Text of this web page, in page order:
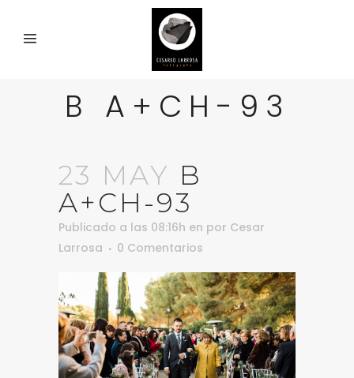
B A+CH-93
23 MAY B
A+CH-93
Publicado a las 08:16h en por Cesar
Larrosa
0 Comentarios